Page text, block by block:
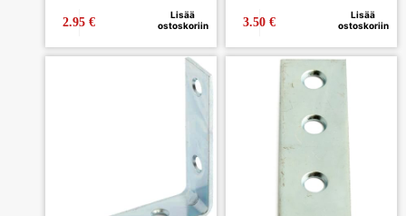
2.95€
Lisää
ostoskoriin
3.50€
Lisää
ostoskoriin